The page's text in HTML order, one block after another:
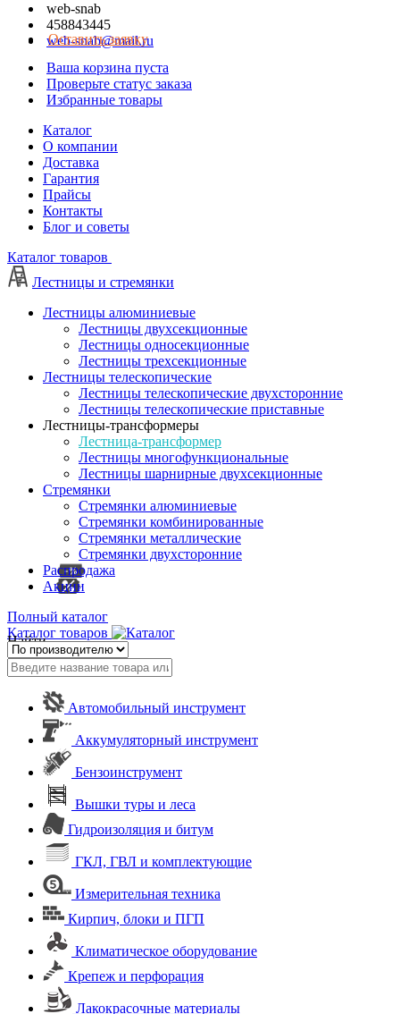
web-snab
458843445
web-snab@mail.ru
Оставить заявку
Ваша корзина пуста
Проверьте статус заказа
Избранные товары
Каталог
О компании
Доставка
Гарантия
Прайсы
Контакты
Блог и советы
Каталог товаров
Лестницы и стремянки
Лестницы алюминиевые
Лестницы двухсекционные
Лестницы односекционные
Лестницы трехсекционные
Лестницы телескопические
Лестницы телескопические двухсторонние
Лестницы телескопические приставные
Лестницы-трансформеры
Лестница-трансформер
Лестницы многофункциональные
Лестницы шарнирные двухсекционные
Стремянки
Стремянки алюминиевые
Стремянки комбинированные
Стремянки металлические
Стремянки двухсторонние
Распродажа
Акции
Полный каталог
Каталог товаров
Найти
Автомобильный инструмент
Аккумуляторный инструмент
Бензоинструмент
Вышки туры и леса
Гидроизоляция и битум
ГКЛ, ГВЛ и комплектующие
Измерительная техника
Кирпич, блоки и ПГП
Климатическое оборудование
Крепеж и перфорация
Лакокрасочные материалы